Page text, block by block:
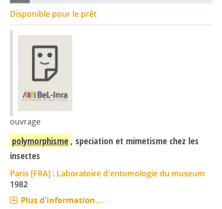
Disponible pour le prêt
ouvrage
polymorphisme , speciation et mimetisme chez les
insectes
Paris [FRA] : Laboratoire d'entomologie du museum
1982
Plus d'information...